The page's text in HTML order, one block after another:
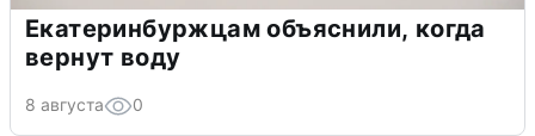
Екатеринбуржцам объяснили, когда
вернут воду
8 августа 0